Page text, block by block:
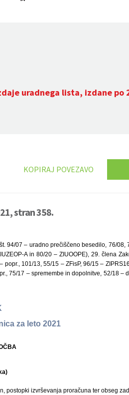
uradnega lista, izdane po
KOPIRAJ POVEZAVO
stran 358.
94/07 – uradno prečiščeno besedilo, 76/08,
A in 80/20 – ZIUOOPE), 29. člena
101/13, 55/15 – ZFisP, 96/15 –
75/17 – spremembe in dopolnitve, 52/18 –
za leto 2021
postopki izvrševanja proračuna ter obseg